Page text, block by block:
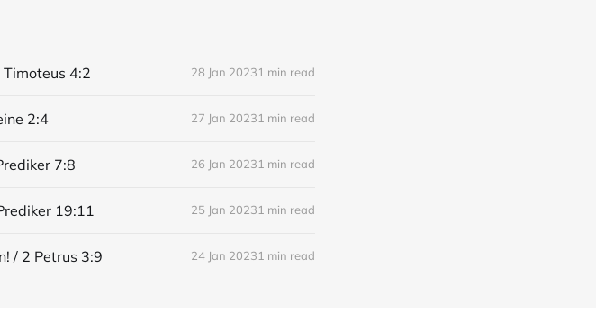
4:2 28 Jan 20231 min read
2:4 27 Jan 20231 min read
7:8 26 Jan 20231 min read
19:11 25 Jan 20231 min read
/ 2 Petrus 3:9 24 Jan 20231 min read